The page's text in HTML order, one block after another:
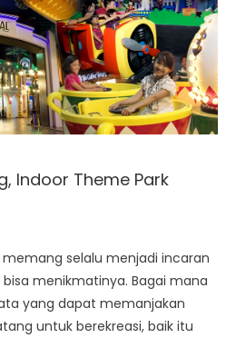
Indoor Theme Park
selalu menjadi incaran
menikmatinya. Bagai mana
yang dapat memanjakan
untuk berekreasi, baik itu